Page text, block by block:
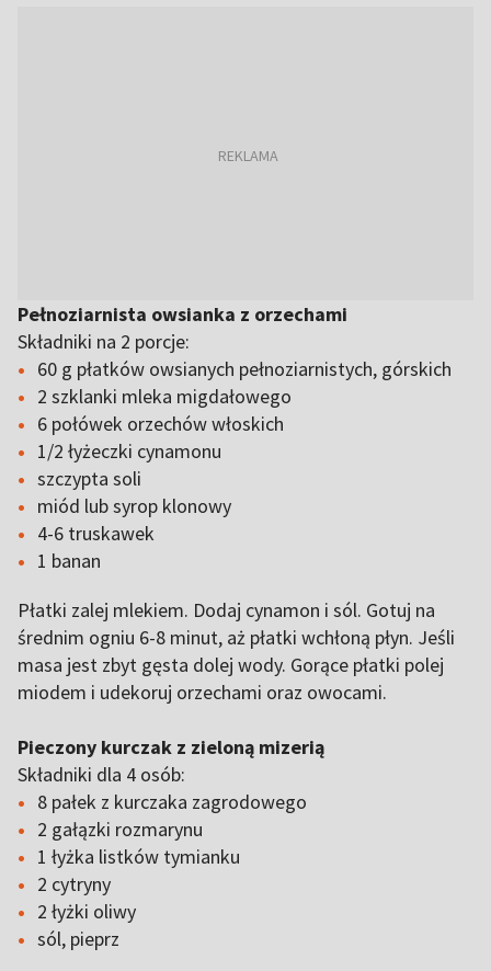
Pełnoziarnista owsianka z orzechami
Składniki na 2 porcje:
60 g płatków owsianych pełnoziarnistych, górskich
2 szklanki mleka migdałowego
6 połówek orzechów włoskich
1/2 łyżeczki cynamonu
szczypta soli
miód lub syrop klonowy
4-6 truskawek
1 banan
Płatki zalej mlekiem. Dodaj cynamon i sól. Gotuj na
średnim ogniu 6-8 minut, aż płatki wchłoną płyn. Jeśli
masa jest zbyt gęsta dolej wody. Gorące płatki polej
miodem i udekoruj orzechami oraz owocami.
Pieczony kurczak z zieloną mizerią
Składniki dla 4 osób:
8 pałek z kurczaka zagrodowego
2 gałązki rozmarynu
1 łyżka listków tymianku
2 cytryny
2 łyżki oliwy
sól, pieprz